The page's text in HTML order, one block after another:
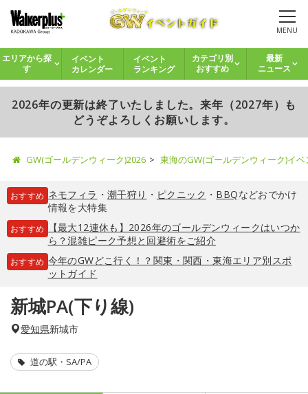
MENU
エリアから探
す
イベント
カレンダー
イベント
ランキング
カテゴリ別
おすすめ
最新
ニュース
2026年の更新は終了いたしました。来年（2027年）も
どうぞよろしくお願いします。
GW(ゴールデンウィーク)2026 東海のGW(ゴールデンウィーク)イ
おすすめ ネモフィラ ・ 潮干狩り ・ ピクニック ・ BBQなどおでかけ
情報を大特集
おすすめ
【最大12連休も】2026年のゴールデンウィークはいつか
ら？混雑ピーク予想と回避術をご紹介
おすすめ 今年のGWどこ行く！？関東・関西・東海エリア別スポ
ットガイド
新城PA(下り線)
愛知県新城市
道の駅・SA/PA